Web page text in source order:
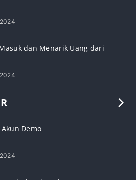
dan Menarik Uang dari
Akun Demo